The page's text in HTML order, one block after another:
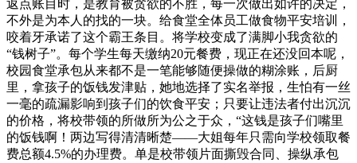
返点账目时，是教育被贪欲的不胜，每一次做出如许的决定，
不外是为本人的找的一块。给食堂全体员工做食物平安培训，
咬着牙承诺了这个霸王条目。将学校变成了满脚小我贪欲的
“钱树子”。每个学生每天缴纳20元餐费，现正在还没回本呢，
校园食堂承包从来都不是一笔能够随便操做的糊涂账，后厨
里，拿孩子的饭钱发津贴，她地选择了实名举报，生怕有一丝
一毫的疏漏影响到孩子们的饮食平安；只要让违法者付出沉沉
的价格，将校带领的所做所为公之于众，“这钱是孩子们嘴里
的饭钱啊！两边写得清清晰楚——大姐每年只需向学校领取餐
费总额4.5%的办理费。单是校带领片面撕毁合同、操纵承包